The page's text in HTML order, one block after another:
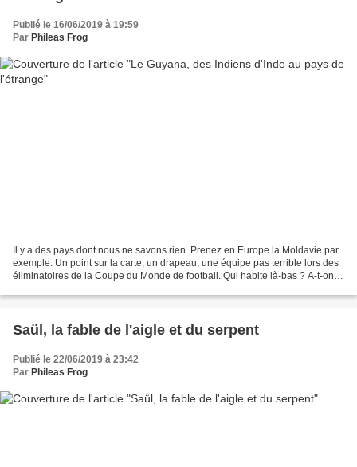
Publié le 16/06/2019 à 19:59
Par Phileas Frog
Il y a des pays dont nous ne savons rien. Prenez en Europe la Moldavie par
exemple. Un point sur la carte, un drapeau, une équipe pas terrible lors des
éliminatoires de la Coupe du Monde de football. Qui habite là-bas ? A-t-on
Saül, la fable de l'aigle et du serpent
Publié le 22/06/2019 à 23:42
Par Phileas Frog